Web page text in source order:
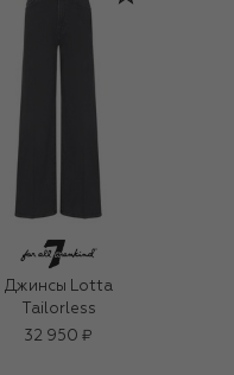
Джинсы Lotta
Tailorless
32 950 ₽